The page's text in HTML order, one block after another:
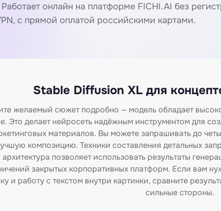
онлайн на платформе FICHI.AI без
с прямой оплатой российскими картами.
Stable Diffusion XL для
желаемый сюжет подробно — модель обладает
Это делает нейросеть надёжным инструментом для
материалов. Вы можете запрашивать до
композицию. Техники составления детальных
позволяет использовать результаты
закрытых корпоративных платформ. Если вам
и работу с текстом внутри картинки, сравните
сильные стороны.